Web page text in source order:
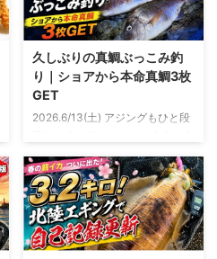
量 釣ったアジを使う場合は、鮮
度を保ったまま持ち帰り生食でき
る状態のものを使います アジの
下ごしらえと盛り付け アジは三
枚におろし、腹骨と血合い骨を取
り除きます 皮を引いたら、食べ
やすい薄さのそぎ切りにします
サニーレタスを切るもしくは手で
ちぎり、水にさらしたあと、しっ
かり水 ...
久しぶりの真鯛ぶっこみ釣
り｜ショアから本命真鯛3枚
GET
2026.6/13(土) アジングもひと段
では「もう十分かな？」というタ
イミング 例年なら、この時期か
らはちょい投げでキスを狙った
り、友人の船に乗せてもらって年
に1、2回ほどバチコンを楽しんだ
りするフェーズ そんな中で、ふ